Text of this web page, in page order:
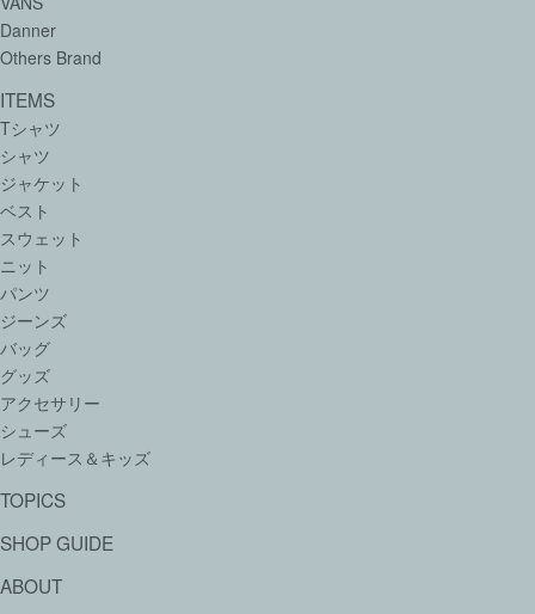
Danner
Others Brand
ITEMS
Tシャツ
シャツ
ジャケット
ベスト
スウェット
ニット
パンツ
ジーンズ
バッグ
グッズ
アクセサリー
シューズ
レディース＆キッズ
TOPICS
SHOP GUIDE
ABOUT